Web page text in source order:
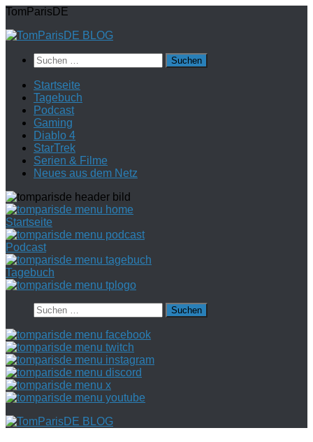
Zum
springen
TomParisDE
Suchen
nach:
Startseite
Tagebuch
Podcast
Gaming
Diablo 4
StarTrek
Serien & Filme
Neues aus dem Netz
Startseite
Podcast
Tagebuch
Suchen
nach: